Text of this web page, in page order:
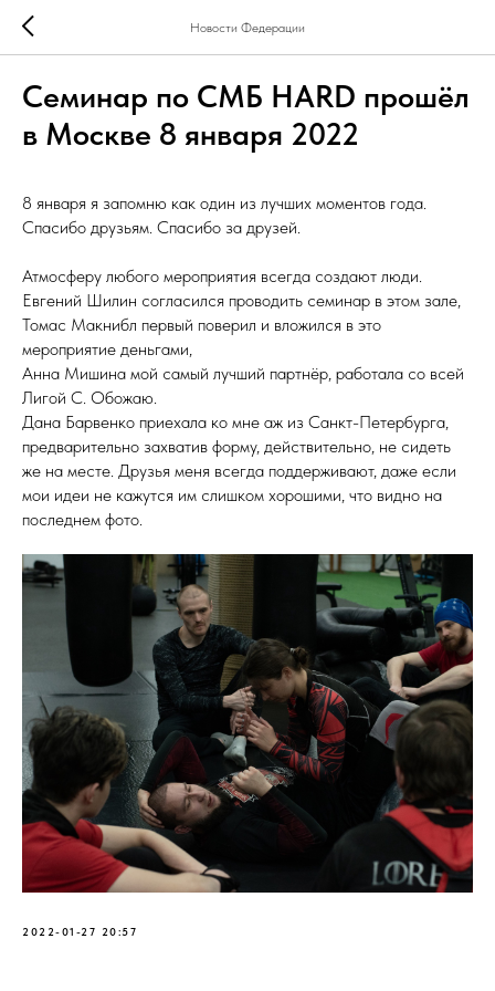
Новости Федерации
Семинар по СМБ HARD прошёл
в Москве 8 января 2022
8 января я запомню как один из лучших моментов года.
Спасибо друзьям. Спасибо за друзей.
Атмосферу любого мероприятия всегда создают люди.
Евгений Шилин согласился проводить семинар в этом зале,
Томас Макнибл первый поверил и вложился в это
мероприятие деньгами,
Анна Мишина мой самый лучший партнёр, работала со всей
Лигой С. Обожаю.
Дана Барвенко приехала ко мне аж из Санкт-Петербурга,
предварительно захватив форму, действительно, не сидеть
же на месте. Друзья меня всегда поддерживают, даже если
мои идеи не кажутся им слишком хорошими, что видно на
последнем фото.
2022-01-27 20:57